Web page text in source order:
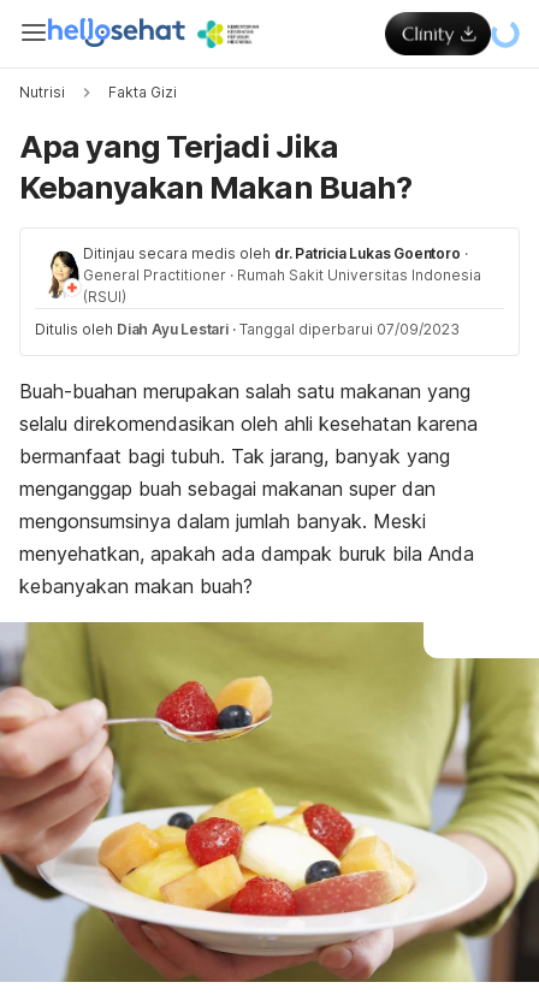
Nutrisi Fakta Gizi
Apa yang Terjadi Jika
Kebanyakan Makan Buah?
Ditinjau secara medis oleh dr. Patricia Lukas Goentoro ·
General Practitioner · Rumah Sakit Universitas Indonesia
(RSUI)
Ditulis oleh Diah Ayu Lestari · Tanggal diperbarui 07/09/2023
Buah-buahan merupakan salah satu makanan yang
selalu direkomendasikan oleh ahli kesehatan karena
bermanfaat bagi tubuh. Tak jarang, banyak yang
menganggap buah sebagai makanan super dan
mengonsumsinya dalam jumlah banyak. Meski
menyehatkan, apakah ada dampak buruk bila Anda
kebanyakan makan buah?